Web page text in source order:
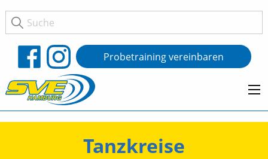
Probetraining vereinbaren
Tanzkreise